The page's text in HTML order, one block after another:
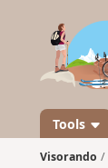
Tools
Visorando